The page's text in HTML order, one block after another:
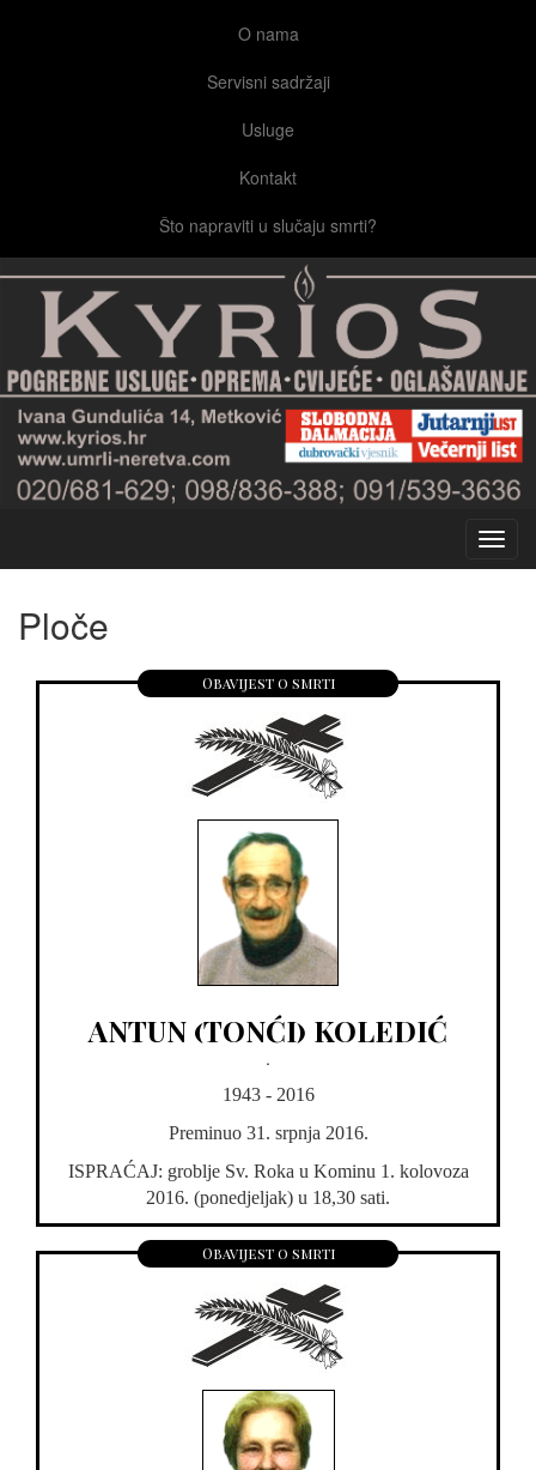
O nama
Servisni sadržaji
Usluge
Kontakt
Što napraviti u slučaju smrti?
Ploče
Obavijest o smrti
ANTUN (TONĆI) KOLEDIĆ
.
1943 - 2016
Preminuo 31. srpnja 2016.
ISPRAĆAJ: groblje Sv. Roka u Kominu 1. kolovoza
2016. (ponedjeljak) u 18,30 sati.
Obavijest o smrti